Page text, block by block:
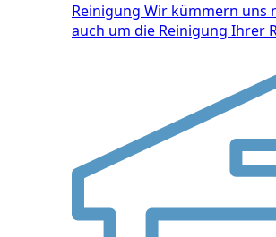
Reinigung Wir kümmern uns
auch um die Reinigung Ihrer